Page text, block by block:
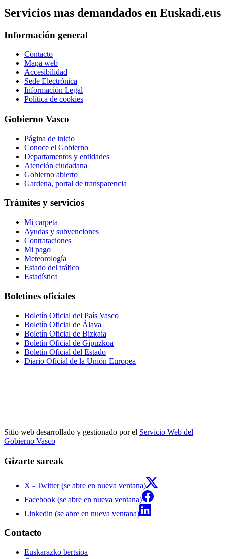
Servicios mas demandados en Euskadi.eus
Información general
Contacto
Mapa web
Accesibilidad
Sede Electrónica
Información Legal
Política de cookies
Gobierno Vasco
Página de inicio
Conoce el Gobierno
Departamentos y entidades
Atención ciudadana
Gobierno abierto
Gardena, portal de transparencia
Trámites y servicios
Mi carpeta
Ayudas y subvenciones
Contrataciones
Mi pago
Meteorología
Estado del tráfico
Estadística
Boletines oficiales
Boletín Oficial del País Vasco
Boletín Oficial de Álava
Boletín Oficial de Bizkaia
Boletín Oficial de Gipuzkoa
Boletín Oficial del Estado
Diario Oficial de la Unión Europea
Sitio web desarrollado y gestionado por el Servicio Web del
Gobierno Vasco
Gizarte sareak
X - Twitter (se abre en nueva ventana)
Facebook (se abre en nueva ventana)
Linkedin (se abre en nueva ventana)
Contacto
Euskarazko bertsioa